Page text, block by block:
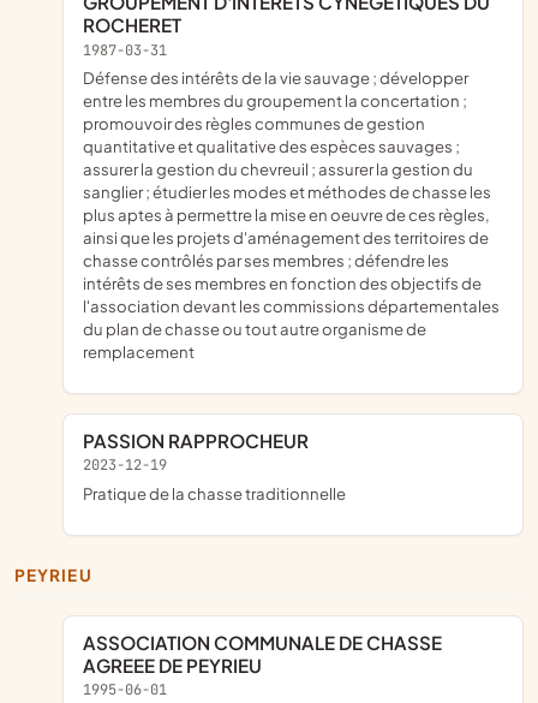
ROCHERET
1987-03-31
défense des intérêts de la vie sauvage ; développer
entre les membres du groupement la concertation ;
promouvoir des règles communes de gestion
quantitative et qualitative des espèces sauvages ;
assurer la gestion du chevreuil ; assurer la gestion du
sanglier ; étudier les modes et méthodes de chasse les
plus aptes à permettre la mise en oeuvre de ces règles,
ainsi que les projets d'aménagement des territoires de
chasse contrôlés par ses membres ; défendre les
intérêts de ses membres en fonction des objectifs de
l'association devant les commissions départementales
du plan de chasse ou tout autre organisme de
remplacement
PASSION RAPPROCHEUR
2023-12-19
pratique de la chasse traditionnelle
PEYRIEU
ASSOCIATION COMMUNALE DE CHASSE
AGREEE DE PEYRIEU
1995-06-01